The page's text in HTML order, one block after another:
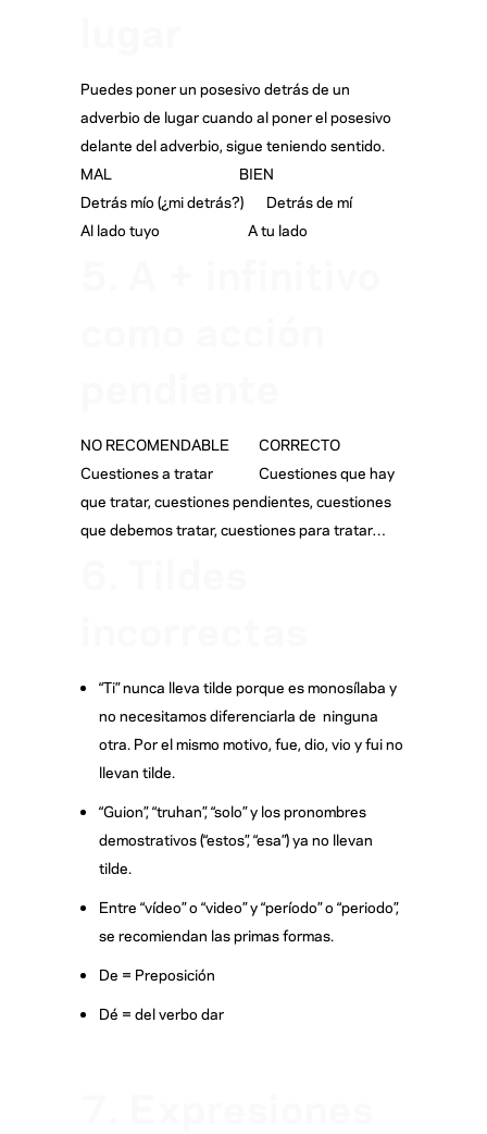
Puedes poner un posesivo detrás de un
adverbio de lugar cuando al poner el posesivo
delante del adverbio, sigue teniendo sentido.
MAL BIEN
Detrás mío (¿mi detrás?) Detrás de mí
Al lado tuyo A tu lado
NO RECOMENDABLE CORRECTO
Cuestiones a tratar Cuestiones que hay
que tratar, cuestiones pendientes, cuestiones
que debemos tratar, cuestiones para tratar…
“Ti” nunca lleva tilde porque es monosílaba y
no necesitamos diferenciarla de ninguna
otra. Por el mismo motivo, fue, dio, vio y fui no
llevan tilde.
“Guion”, “truhan”, “solo” y los pronombres
demostrativos (“estos”, “esa”) ya no llevan
tilde.
Entre “vídeo” o “video” y “período” o “periodo”,
se recomiendan las primas formas.
De = Preposición
Dé = del verbo dar